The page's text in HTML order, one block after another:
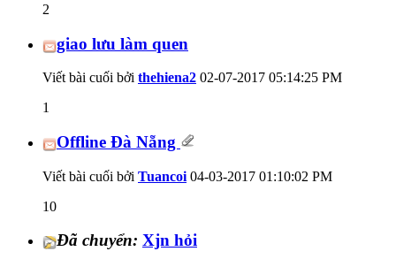
2
giao lưu làm quen
Viết bài cuối bởi thehiena2 02-07-2017 05:14:25 PM
1
Offline Đà Nẵng
Viết bài cuối bởi Tuancoi 04-03-2017 01:10:02 PM
10
Đã chuyển: Xjn hỏi